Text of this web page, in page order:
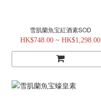
雪肌蘭魚宝紅酒素SOD
HK$748.00 ~ HK$1,298.00